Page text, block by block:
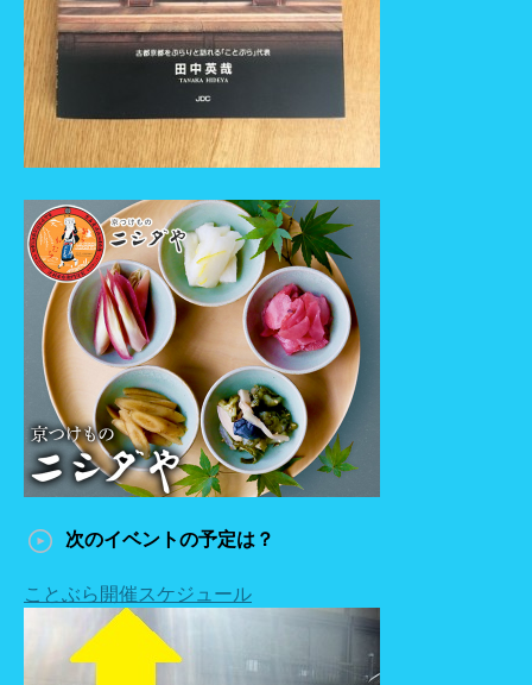
次のイベントの予定は？
ことぶら開催スケジュール